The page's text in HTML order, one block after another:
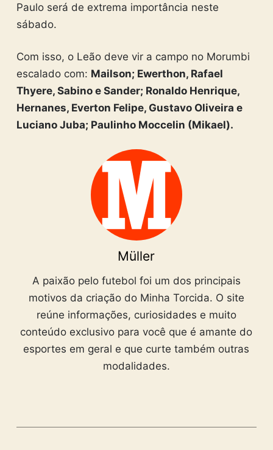
Paulo será de extrema importância neste
sábado.
Com isso, o Leão deve vir a campo no Morumbi
escalado com: Mailson; Ewerthon, Rafael
Thyere, Sabino e Sander; Ronaldo Henrique,
Hernanes, Everton Felipe, Gustavo Oliveira e
Luciano Juba; Paulinho Moccelin (Mikael).
Müller
A paixão pelo futebol foi um dos principais
motivos da criação do Minha Torcida. O site
reúne informações, curiosidades e muito
conteúdo exclusivo para você que é amante do
esportes em geral e que curte também outras
modalidades.